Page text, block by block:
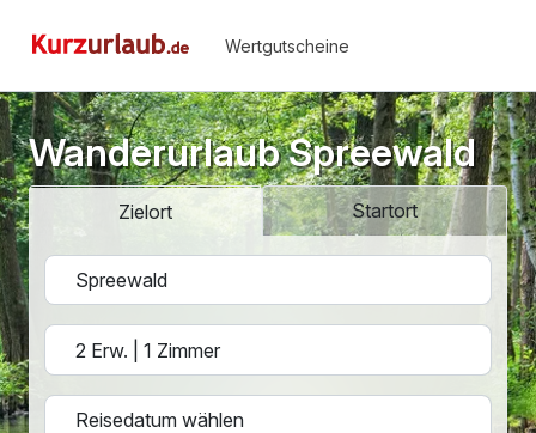
Wertgutscheine
Wanderurlaub Spreewald
Zielort Startort